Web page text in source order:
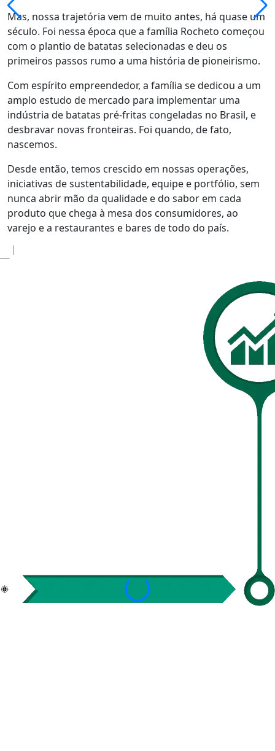
Mas, nossa trajetória vem de muito antes, há quase um
século. Foi nessa época que a família Rocheto começou
com o plantio de batatas selecionadas e deu os
primeiros passos rumo a uma história de pioneirismo.
Com espírito empreendedor, a família se dedicou a um
amplo estudo de mercado para implementar uma
indústria de batatas pré-fritas congeladas no Brasil, e
desbravar novas fronteiras. Foi quando, de fato,
nascemos.
Desde então, temos crescido em nossas operações,
iniciativas de sustentabilidade, equipe e portfólio, sem
nunca abrir mão da qualidade e do sabor em cada
produto que chega à mesa dos consumidores, ao
varejo e a restaurantes e bares de todo do país.